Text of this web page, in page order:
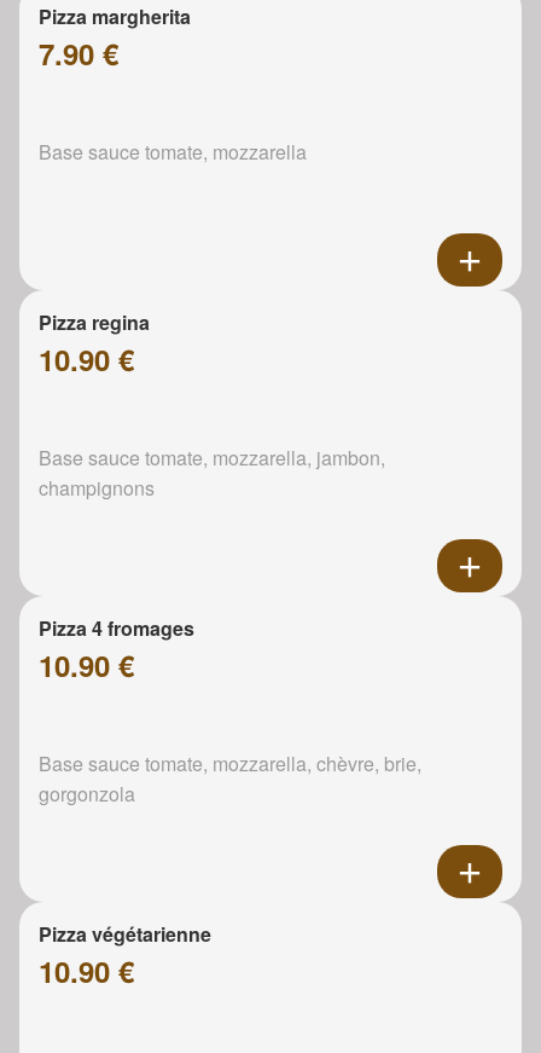
Pizza margherita
7.90 €
Base sauce tomate, mozzarella
Pizza regina
10.90 €
Base sauce tomate, mozzarella, jambon,
champignons
Pizza 4 fromages
10.90 €
Base sauce tomate, mozzarella, chèvre, brie,
gorgonzola
Pizza végétarienne
10.90 €